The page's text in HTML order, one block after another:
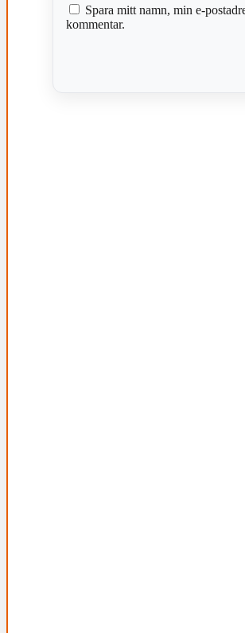
Spara mitt namn, min e-
kommentar.